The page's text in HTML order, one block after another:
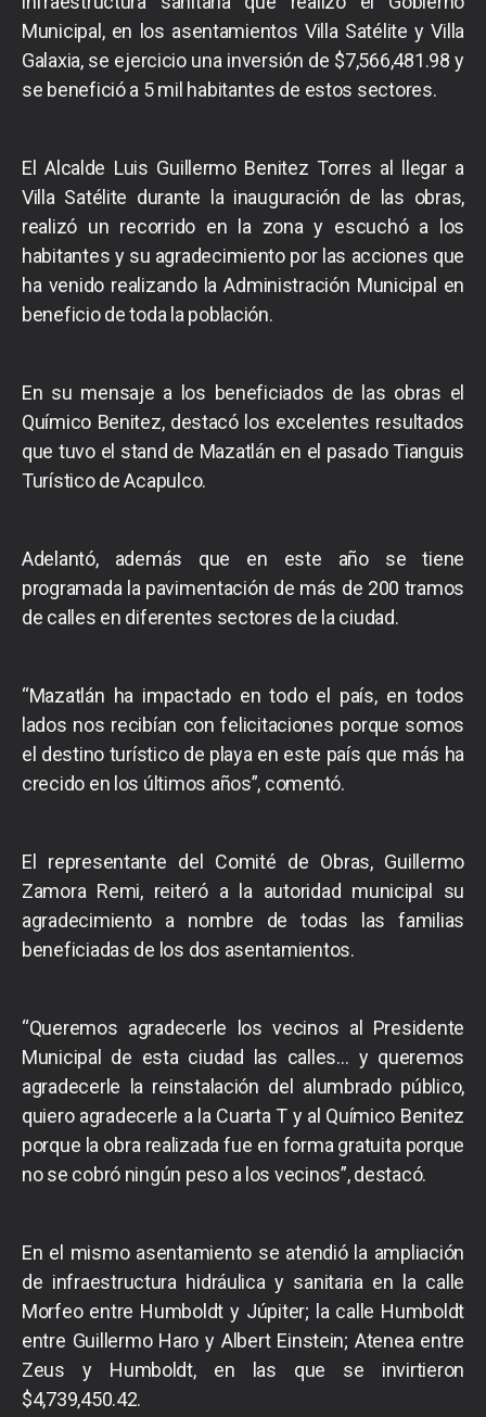
Municipal, en los asentamientos Villa Satélite y Villa
Galaxia, se ejercicio una inversión de $7,566,481.98 y
se benefició a 5 mil habitantes de estos sectores.
El Alcalde Luis Guillermo Benitez Torres al llegar a
Villa Satélite durante la inauguración de las obras,
realizó un recorrido en la zona y escuchó a los
habitantes y su agradecimiento por las acciones que
ha venido realizando la Administración Municipal en
beneficio de toda la población.
En su mensaje a los beneficiados de las obras el
Químico Benitez, destacó los excelentes resultados
que tuvo el stand de Mazatlán en el pasado Tianguis
Turístico de Acapulco.
Adelantó, además que en este año se tiene
programada la pavimentación de más de 200 tramos
de calles en diferentes sectores de la ciudad.
“Mazatlán ha impactado en todo el país, en todos
lados nos recibían con felicitaciones porque somos
el destino turístico de playa en este país que más ha
crecido en los últimos años”, comentó.
El representante del Comité de Obras, Guillermo
Zamora Remi, reiteró a la autoridad municipal su
agradecimiento a nombre de todas las familias
beneficiadas de los dos asentamientos.
“Queremos agradecerle los vecinos al Presidente
Municipal de esta ciudad las calles… y queremos
agradecerle la reinstalación del alumbrado público,
quiero agradecerle a la Cuarta T y al Químico Benitez
porque la obra realizada fue en forma gratuita porque
no se cobró ningún peso a los vecinos”, destacó.
En el mismo asentamiento se atendió la ampliación
de infraestructura hidráulica y sanitaria en la calle
Morfeo entre Humboldt y Júpiter; la calle Humboldt
entre Guillermo Haro y Albert Einstein; Atenea entre
Zeus y Humboldt, en las que se invirtieron
$4,739,450.42.